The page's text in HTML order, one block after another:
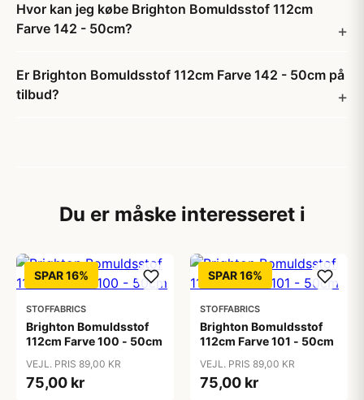
Hvor kan jeg købe Brighton Bomuldsstof 112cm
Farve 142 - 50cm?
Er Brighton Bomuldsstof 112cm Farve 142 - 50cm på
tilbud?
Du er måske interesseret i
SPAR 16%
STOFFABRICS
Brighton Bomuldsstof
112cm Farve 100 - 50cm
VEJL. PRIS 89,00 KR
75,00 kr
SPAR 16%
STOFFABRICS
Brighton Bomuldsstof
112cm Farve 101 - 50cm
VEJL. PRIS 89,00 KR
75,00 kr